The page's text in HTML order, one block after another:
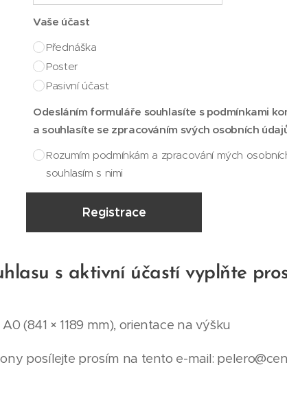
Vaše účast
Přednáška
Poster
Pasivní účast
Odesláním formuláře souhlasíte s podmínkami
a souhlasíte se zpracováním svých osobních
Rozumím podmínkám a zpracování mých
souhlasím s nimi
Registrace
s aktivní účastí vyplňte
(841 × 1189 mm), orientace na výšku
posílejte prosím na tento e-mail: